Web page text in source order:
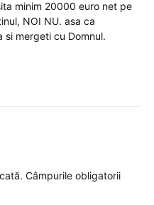
minim 20000 euro net pe
NOI NU. asa ca
si mergeti cu Domnul.
Câmpurile obligatorii